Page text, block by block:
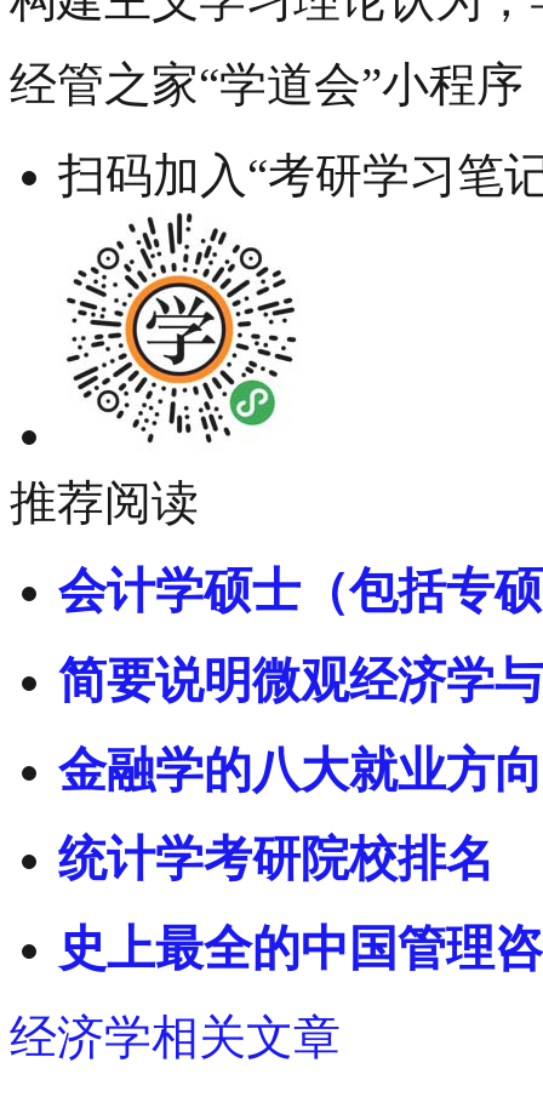
经管之家“学道会”小程序
扫码加入“考研学习笔
推荐阅读
会计学硕士（包括专
简要说明微观经济学
金融学的八大就业方
统计学考研院校排名
史上最全的中国管理
经济学相关文章